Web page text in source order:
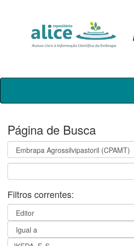
Skip
Página de Busca
Filtros correntes: